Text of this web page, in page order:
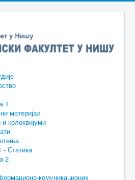
1
материјал
колоквијуми
- Статика
2
комуникационих